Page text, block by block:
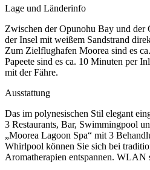
Lage und Länderinfo
Zwischen der Opunohu Bay und der
der Insel mit weißem Sandstrand
Zum Zielflughafen Moorea sind es
Papeete sind es ca. 10 Minuten per
mit der Fähre.
Ausstattung
Das im polynesischen Stil elegant
3 Restaurants, Bar, Swimmingpool
„Moorea Lagoon Spa“ mit 3
Whirlpool können Sie sich bei
Aromatherapien entspannen. WLAN